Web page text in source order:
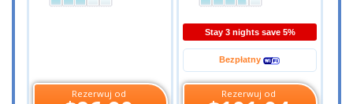
Rezerwuj od
Stay 3 nights save 5%
Bezpłatny
Rezerwuj od